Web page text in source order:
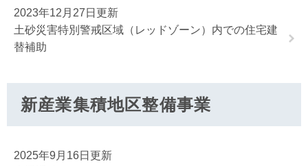
2023年12月27日更新
土砂災害特別警戒区域（レッドゾーン）内での住宅建
替補助
新産業集積地区整備事業
2025年9月16日更新